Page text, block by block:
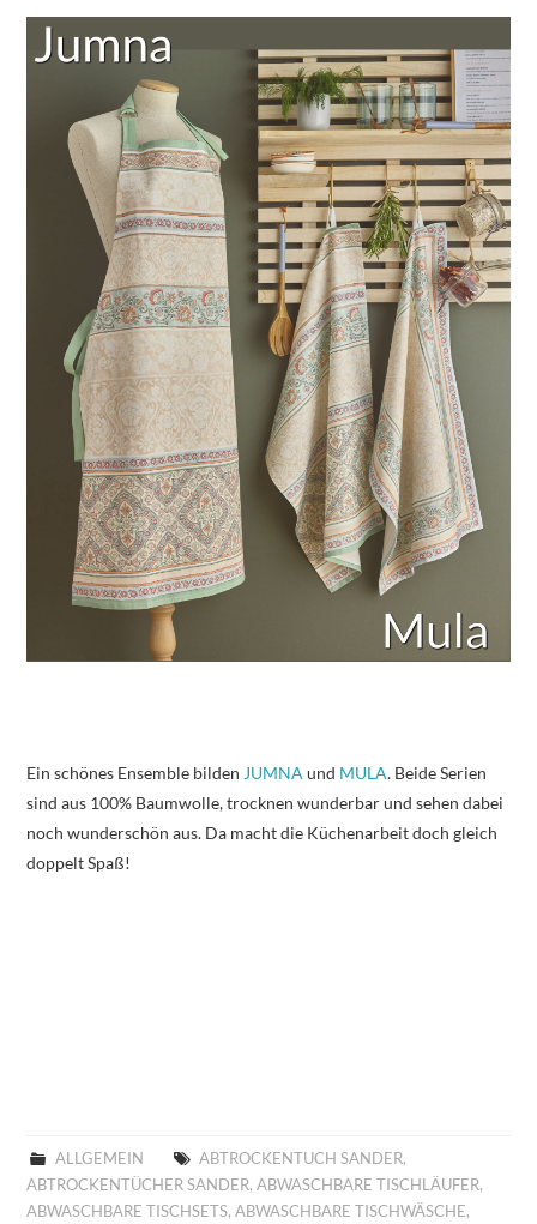
Ein schönes Ensemble bilden JUMNA und MULA. Beide Serien
sind aus 100% Baumwolle, trocknen wunderbar und sehen dabei
noch wunderschön aus. Da macht die Küchenarbeit doch gleich
doppelt Spaß!
ALLGEMEIN ABTROCKENTUCH SANDER,
ABTROCKENTÜCHER SANDER,ABWASCHBARE TISCHLÄUFER,
ABWASCHBARE TISCHSETS,ABWASCHBARE TISCHWÄSCHE,